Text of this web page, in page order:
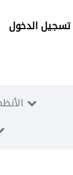
تسجيل الدخول